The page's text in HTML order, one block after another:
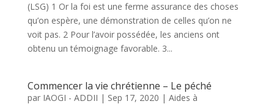
(LSG) 1 Or la foi est une ferme assurance des choses
qu’on espère, une démonstration de celles qu’on ne
voit pas. 2 Pour l’avoir possédée, les anciens ont
obtenu un témoignage favorable. 3...
Commencer la vie chrétienne – Le péché
par IAOGI - ADDII | Sep 17, 2020 | Aides à